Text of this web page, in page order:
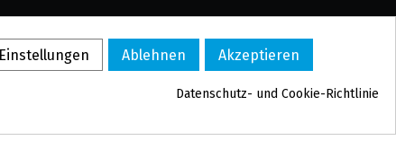
US
PL
FR
ES
Einstellungen Ablehnen Akzeptieren
Datenschutz- und Cookie-Richtlinie